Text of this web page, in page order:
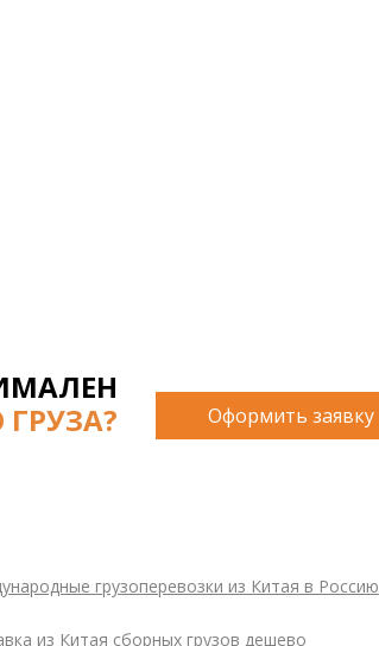
Оформить заявку
грузоперевозки из Китая в Россию
из Китая сборных грузов дешево